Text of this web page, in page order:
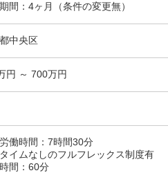
間：4ヶ月（条件の変更無）
中央区
円 ～ 700万円
働時間：7時間30分
イムなしのフルフレックス制度有
間：60分